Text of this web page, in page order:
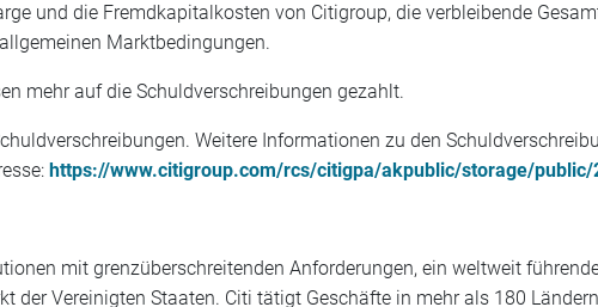
und die Fremdkapitalkosten von Citigroup, die verbleibende
Marktbedingungen.
mehr auf die Schuldverschreibungen gezahlt.
Weitere Informationen zu den
https://www.citigroup.com/rcs/citigpa/akpublic/storage/public/
mit grenzüberschreitenden Anforderungen, ein weltweit
der Vereinigten Staaten. Citi tätigt Geschäfte in mehr als 180